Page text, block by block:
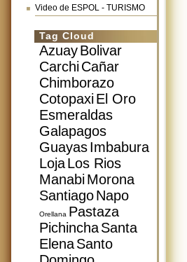
Video de ESPOL - TURISMO
Tag Cloud
AzuayBolivar
CarchiCañar
Chimborazo
CotopaxiEl Oro
Esmeraldas
Galapagos
GuayasImbabura
LojaLos Rios
ManabiMorona
SantiagoNapo
Orellana Pastaza
PichinchaSanta
ElenaSanto